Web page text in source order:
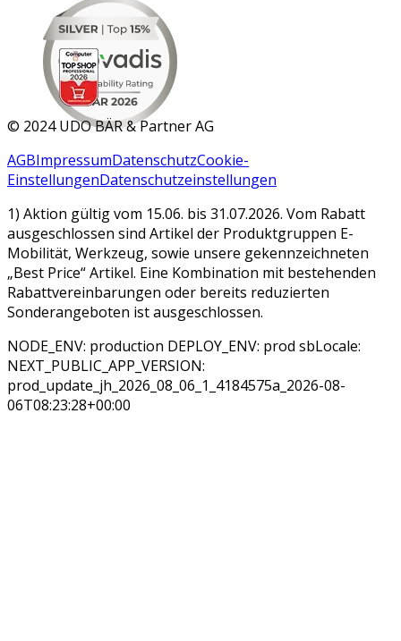
MAR 2026
© 2024 UDO BÄR & Partner AG
AGBImpressumDatenschutzCookie-
EinstellungenDatenschutzeinstellungen
1) Aktion gültig vom 15.06. bis 31.07.2026. Vom Rabatt
ausgeschlossen sind Artikel der Produktgruppen E-
Mobilität, Werkzeug, sowie unsere gekennzeichneten
„Best Price“ Artikel. Eine Kombination mit bestehenden
Rabattvereinbarungen oder bereits reduzierten
Sonderangeboten ist ausgeschlossen.
NODE_ENV: production DEPLOY_ENV: prod sbLocale:
NEXT_PUBLIC_APP_VERSION:
prod_update_jh_2026_08_06_1_4184575a_2026-08-
06T08:23:28+00:00